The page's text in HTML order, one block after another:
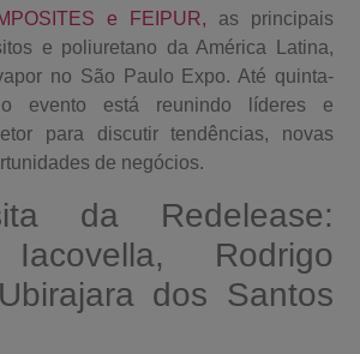
e FEIPUR, as principais
e poliuretano da América Latina,
no São Paulo Expo. Até quinta-
evento está reunindo líderes e
para discutir tendências, novas
de negócios.
da Redelease:
Rodrigo
dos Santos